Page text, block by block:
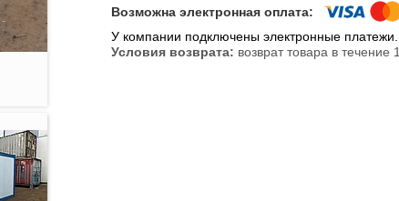
У компании подключены электронные
возврат товара в течение